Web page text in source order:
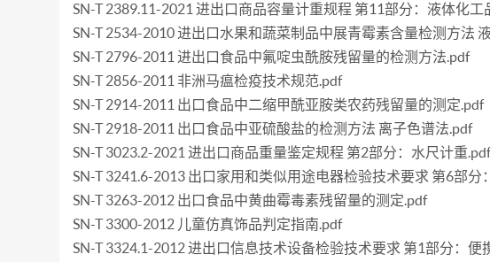
SN-T 2389.11-2021 进出口商品容量计重规程 第11部分：液体化
SN-T 2534-2010 进出口水果和蔬菜制品中展青霉素含量检测方法
SN-T 2796-2011 进出口食品中氟啶虫酰胺残留量的检测方法.pdf
SN-T 2856-2011 非洲马瘟检疫技术规范.pdf
SN-T 2914-2011 出口食品中二缩甲酰亚胺类农药残留量的测定.pdf
SN-T 2918-2011 出口食品中亚硫酸盐的检测方法 离子色谱法.pdf
SN-T 3023.2-2021 进出口商品重量鉴定规程 第2部分：水尺计重
SN-T 3241.6-2013 出口家用和类似用途电器检验技术要求 第6部分
SN-T 3263-2012 出口食品中黄曲霉毒素残留量的测定.pdf
SN-T 3300-2012 儿童仿真饰品判定指南.pdf
SN-T 3324.1-2012 进出口信息技术设备检验技术要求 第1部分：便